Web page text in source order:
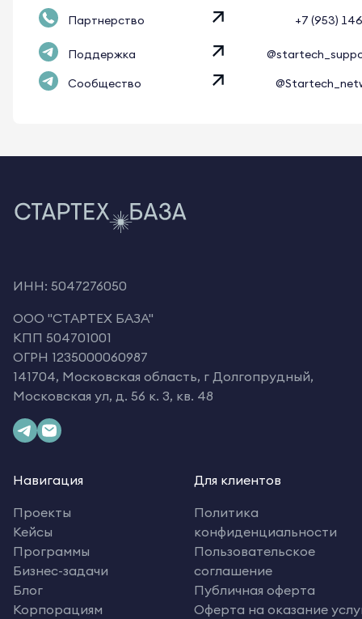
Партнерство +7 (953)
Поддержка
Сообщество
ИНН: 5047276050
OOO "СТАРТЕХ БАЗА"
КПП 504701001
ОГРН 1235000060987
141704, Московская область, г Долгопрудный,
Московская ул, д. 56 к. 3, кв. 48
Навигация
Проекты
Кейсы
Программы
Бизнес-задачи
Блог
Корпорациям
Для клиентов
Политика
конфиденциальности
Пользовательское
соглашение
Публичная оферта
Оферта на оказание